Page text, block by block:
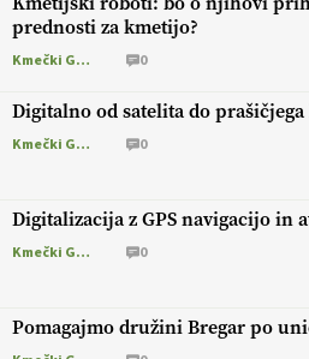
prednosti za kmetijo?
Kmečki Glas 0
Digitalno od satelita do
Kmečki Glas 0
Digitalizacija z GPS navigacijo in
Kmečki Glas 0
Pomagajmo družini Bregar po